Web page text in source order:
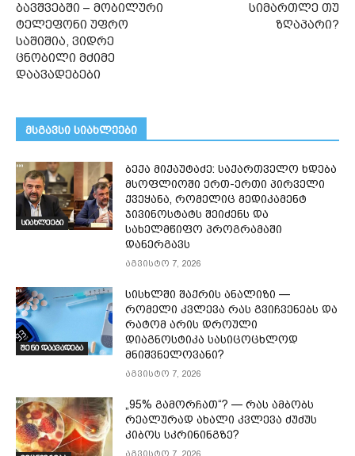
ბავშვებში – მობილური
ტელეფონი უფრო
საშიშია, ვიდრე
ცნობილი მძიმე
დაავადებები
სიმართლე თუ
ზღაპარი?
მსგავსი სიახლეები
სიახლეები
ბექა მიქაუტაძე: საქართველო ხდება
მსოფლიოში ერთ-ერთი პირველი
ქვეყანა, რომელიც მედიკამენტ
ჯივინოსტატს შეიძენს და
სახელმწიფო პროგრამაში
დანერგავს
აგვისტო 7, 2026
შენი დაავადება
სისხლში შაქრის ანალიზი —
რომელი კვლევა რას გვიჩვენებს და
რატომ არის დროული
დიაგნოსტიკა სასიცოცხლოდ
მნიშვნელოვანი?
აგვისტო 7, 2026
„95% გამორჩათ“? — რას ამბობს
რეალურად ახალი კვლევა ძუძუს
კიბოს სკრინინგზე?